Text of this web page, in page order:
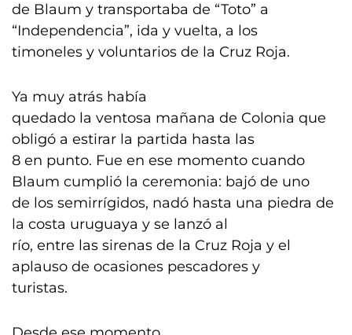
de Blaum y transportaba de “Toto” a
“Independencia”, ida y vuelta, a los
timoneles y voluntarios de la Cruz Roja.
Ya muy atrás había
quedado la ventosa mañana de Colonia que
obligó a estirar la partida hasta las
8 en punto. Fue en ese momento cuando
Blaum cumplió la ceremonia: bajó de uno
de los semirrígidos, nadó hasta una piedra de
la costa uruguaya y se lanzó al
río, entre las sirenas de la Cruz Roja y el
aplauso de ocasiones pescadores y
turistas.